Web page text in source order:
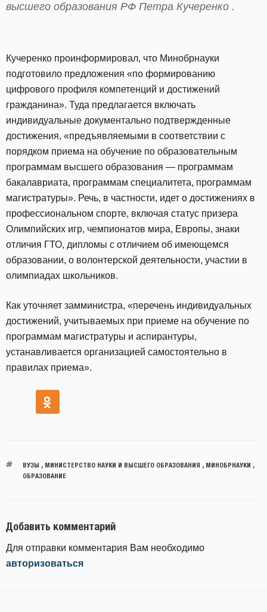
высшего образования РФ Петра Кучеренко .
Кучеренко проинформировал, что Минобрнауки
подготовило предложения «по формированию
цифрового профиля компетенций и достижений
гражданина». Туда предлагается включать
индивидуальные документально подтвержденные
достижения, «предъявляемыми в соответствии с
порядком приема на обучение по образовательным
программам высшего образования — программам
бакалавриата, программам специалитета, программам
магистратуры». Речь, в частности, идет о достижениях в
профессиональном спорте, включая статус призера
Олимпийских игр, чемпионатов мира, Европы, знаки
отличия ГТО, дипломы с отличием об имеющемся
образовании, о волонтерской деятельности, участии в
олимпиадах школьников.
Как уточняет замминистра, «перечень индивидуальных
достижений, учитываемых при приеме на обучение по
программам магистратуры и аспирантуры,
устанавливается организацией самостоятельно в
правилах приема».
ВУЗЫ , МИНИСТЕРСТВО НАУКИ И ВЫСШЕГО ОБРАЗОВАНИЯ , МИНОБРНАУКИ ,
ОБРАЗОВАНИЕ
Добавить комментарий
Для отправки комментария Вам необходимо
авторизоваться